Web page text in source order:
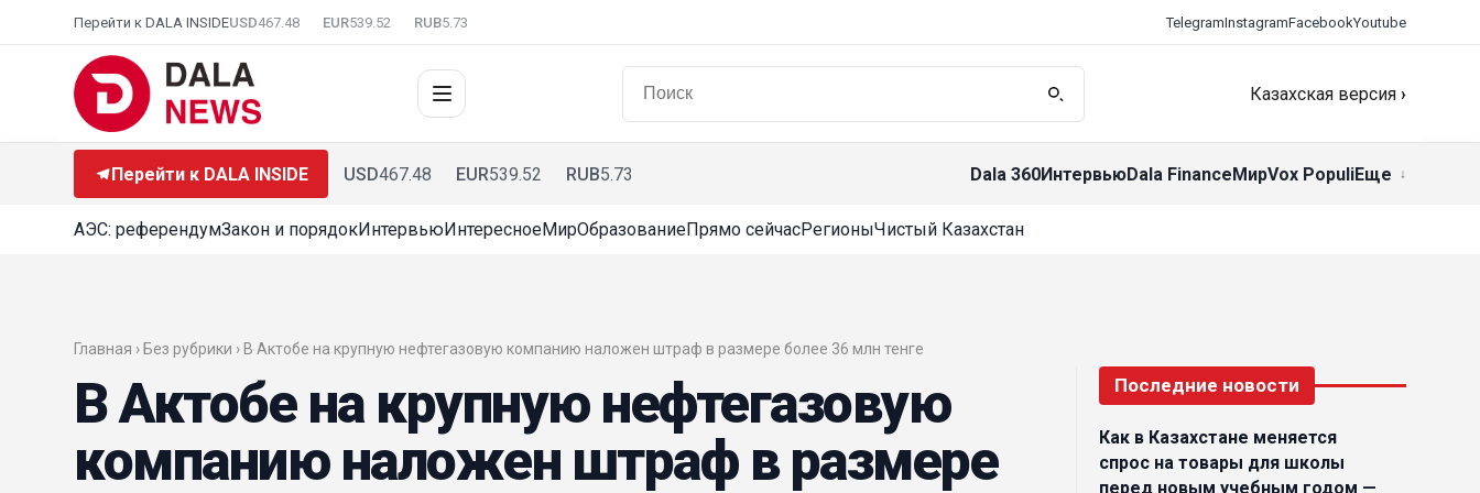
Перейти к DALA INSIDEUSD467.48 EUR539.52 RUB5.73 TelegramInstagramFacebookYoutube
Казахская версия ›
Перейти к DALA INSIDE USD467.48 EUR539.52 RUB5.73 Dala 360ИнтервьюDala FinanceМирVox PopuliЕще
АЭС: референдумЗакон и порядокИнтервьюИнтересноеМирОбразованиеПрямо сейчасРегионыЧистый Казахстан
Главная › Без рубрики › В Актобе на крупную нефтегазовую компанию наложен штраф в размере более 36 млн тенге
В Актобе на крупную нефтегазовую
компанию наложен штраф в размере
Последние новости
Как в Казахстане меняется
спрос на товары для школы
перед новым учебным годом —